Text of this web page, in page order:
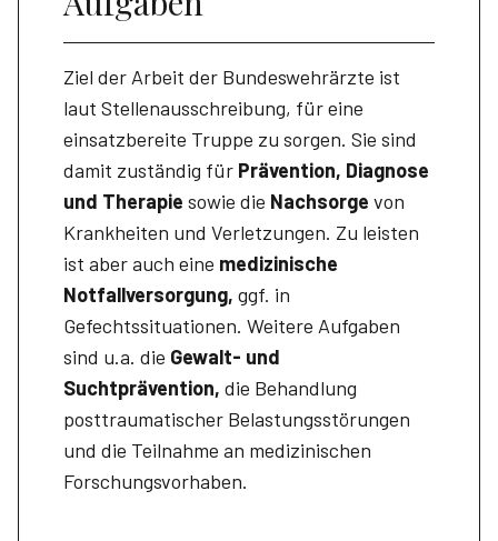
Ziel der Arbeit der Bundeswehrärzte ist
laut Stellenausschreibung, für eine
einsatzbereite Truppe zu sorgen. Sie sind
damit zuständig für Prävention, Diagnose
und Therapie sowie die Nachsorge von
Krankheiten und Verletzungen. Zu leisten
ist aber auch eine medizinische
Notfallversorgung, ggf. in
Gefechtssituationen. Weitere Aufgaben
sind u.a. die Gewalt- und
Suchtprävention, die Behandlung
posttraumatischer Belastungsstörungen
und die Teilnahme an medizinischen
Forschungsvorhaben.